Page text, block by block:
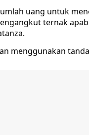
uang untuk
ternak
menggunakan